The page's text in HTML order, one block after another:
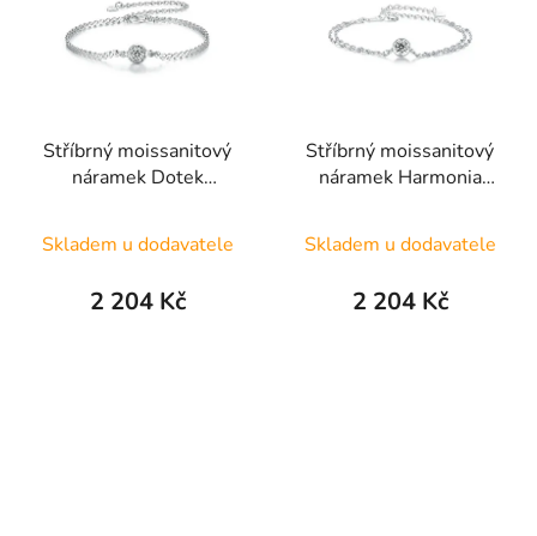
Stříbrný moissanitový
náramek Dotek
Skladem u dodavatele
2 204 Kč
Stříbrný moissanitový
náramek Harmonia
Skladem u dodavatele
2 204 Kč